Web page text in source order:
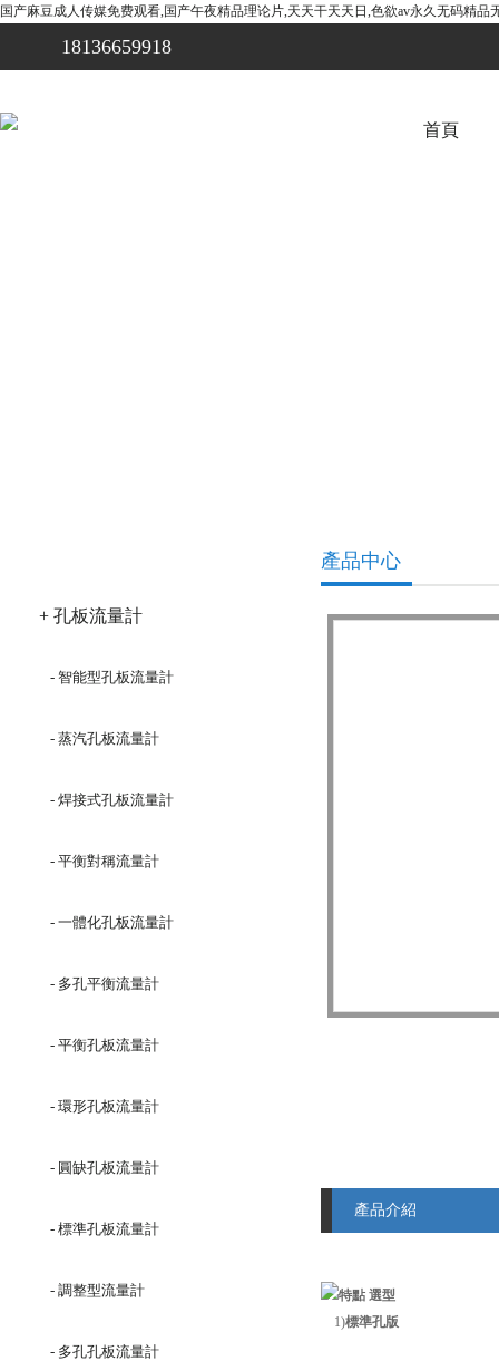
国产麻豆成人传媒免费观看,国产午夜精品理论片,天天干天天日,色欲av永久无码精品
18136659918
首頁
+ 孔板流量計
- 智能型孔板流量計
- 蒸汽孔板流量計
- 焊接式孔板流量計
- 平衡對稱流量計
- 一體化孔板流量計
- 多孔平衡流量計
- 平衡孔板流量計
- 環形孔板流量計
- 圓缺孔板流量計
- 標準孔板流量計
- 調整型流量計
- 多孔孔板流量計
產品中心
產品介紹
選型
1)標準孔版